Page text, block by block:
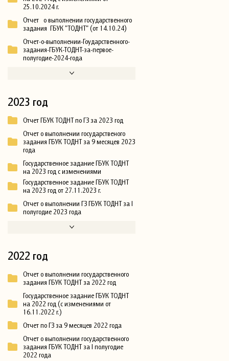
25.10.2024 г.
Отчет о выполнении государственного
задания ГБУК "ТОДНТ" (от 14.10.24)
Отчет-о-выполнении-Гоударственного-
задания-ГБУК-ТОДНТ-за-первое-
полугодие-2024-года
2023 год
Отчет ГБУК ТОДНТ по ГЗ за 2023 год
Отчет о выполнении государственого
задания ГБУК ТОДНТ за 9 месяцев 2023
года
Государственное задание ГБУК ТОДНТ
на 2023 год с изменениями
Государственное задание ГБУК ТОДНТ
на 2023 год от 27.11.2023 г.
Отчет о выполнении ГЗ ГБУК ТОДНТ за I
полугодие 2023 года
2022 год
Отчет о выполнении государственного
задания ГБУК ТОДНТ за 2022 год
Государственное задание ГБУК ТОДНТ
на 2022 год (с изменениями от
16.11.2022 г.)
Отчет по ГЗ за 9 месяцев 2022 года
Отчет о выполнении государственного
задания ГБУК ТОДНТ за I полугодие
2022 года